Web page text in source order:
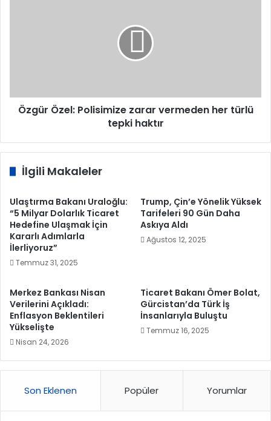
haktır
Özgür Özel: Polisimize zarar vermeden her türlü
tepki haktır
İlgili Makaleler
Ulaştırma Bakanı Uraloğlu:
“5 Milyar Dolarlık Ticaret
Hedefine Ulaşmak İçin
Kararlı Adımlarla
İlerliyoruz”
Temmuz 31, 2025
Trump, Çin’e Yönelik Yüksek
Tarifeleri 90 Gün Daha
Askıya Aldı
Ağustos 12, 2025
Merkez Bankası Nisan
Verilerini Açıkladı:
Enflasyon Beklentileri
Yükselişte
Nisan 24, 2026
Ticaret Bakanı Ömer Bolat,
Gürcistan’da Türk İş
İnsanlarıyla Buluştu
Temmuz 16, 2025
Son Eklenen Popüler Yorumlar